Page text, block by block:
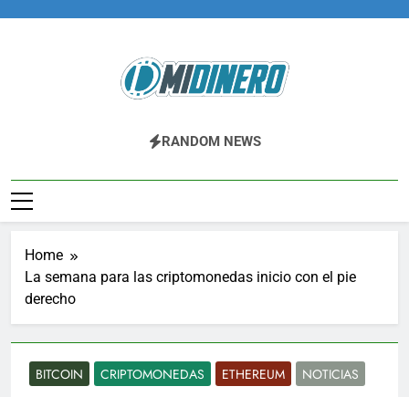
Midinero.co
Fintech, Criptomonedas
RANDOM NEWS
Home
La semana para las criptomonedas inicio con el pie
derecho
BITCOIN CRIPTOMONEDAS ETHEREUM NOTICIAS